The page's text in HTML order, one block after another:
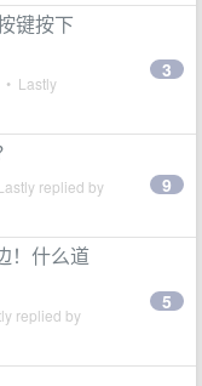
键按下
• Lastly
3
replied by 9
！什么道
replied by
5